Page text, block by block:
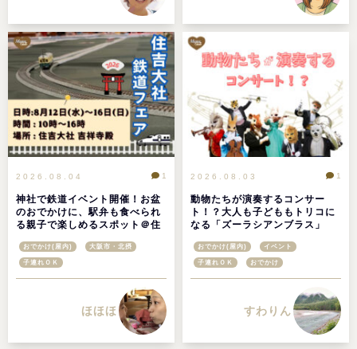
2026.08.04
神社で鉄道イベント開催！お盆
のおでかけに、駅弁も食べられ
る親子で楽しめるスポット＠住
1
おでかけ(屋内) 大阪市・北摂
子連れＯＫ
ほほほ
2026.08.03
動物たちが演奏するコンサー
ト！？大人も子どももトリコに
なる「ズーラシアンブラス」
1
おでかけ(屋内) イベント
子連れＯＫ おでかけ
すわりん